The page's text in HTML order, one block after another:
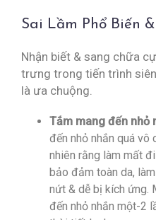
Sai Lầm Phổ Biến
Nhận biết & sang chữa
trưng trong tiến trình
là ưa chuộng.
Tắm mang đến nhỏ
đến nhỏ nhắn quá vô
nhiên rằng làm mất
bảo đảm toàn da,
nứt & dễ bị kích ứng.
đến nhỏ nhắn một-2